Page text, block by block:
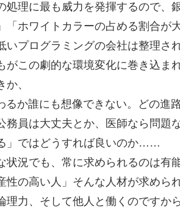
処理に最も威力を発揮するので、
「ホワイトカラーの占める割合が
いプログラミングの会社は整理さ
この劇的な環境変化に巻き込ま
、
るか誰にも想像できない。どの進
務員は大丈夫とか、医師なら問題
」ではどうすれば良いのか……
況でも、常に求められるのは有
の高い人」そんな人材が求められ
力、そして他人と働くのですか